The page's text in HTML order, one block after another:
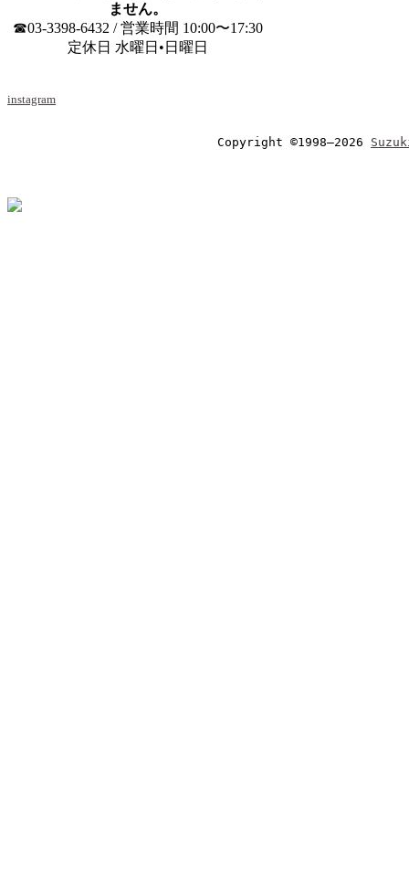
ません。
☎03-3398-6432 / 営業時間 10:00〜17:30
定休日 水曜日•日曜日
instagram
Copyright ©1998–2026